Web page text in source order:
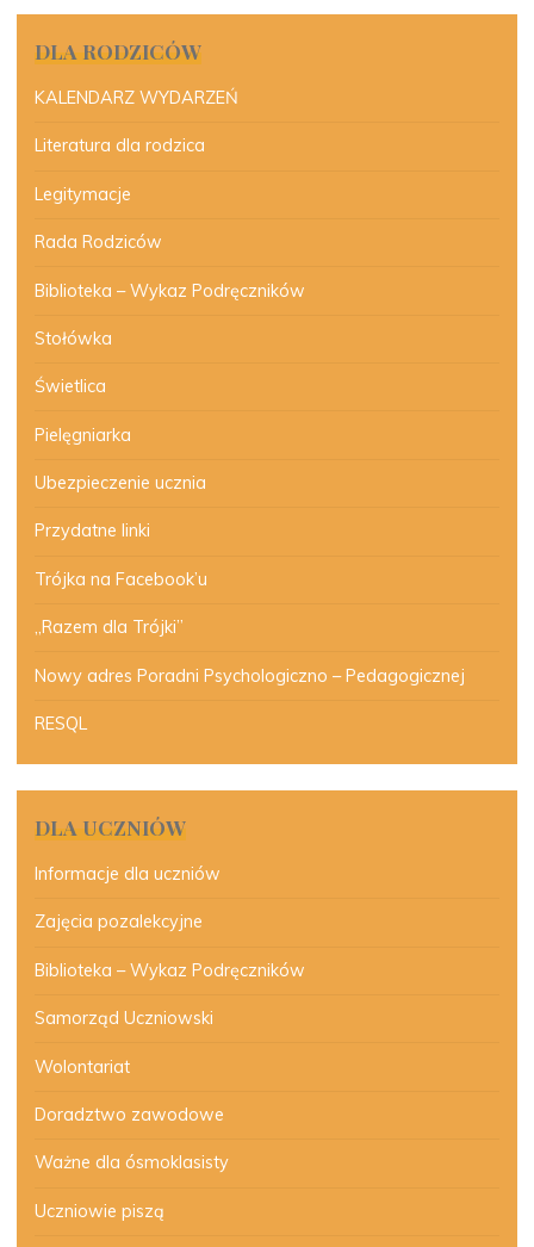
DLA RODZICÓW
KALENDARZ WYDARZEŃ
Literatura dla rodzica
Legitymacje
Rada Rodziców
Biblioteka – Wykaz Podręczników
Stołówka
Świetlica
Pielęgniarka
Ubezpieczenie ucznia
Przydatne linki
Trójka na Facebook’u
„Razem dla Trójki”
Nowy adres Poradni Psychologiczno – Pedagogicznej
RESQL
DLA UCZNIÓW
Informacje dla uczniów
Zajęcia pozalekcyjne
Biblioteka – Wykaz Podręczników
Samorząd Uczniowski
Wolontariat
Doradztwo zawodowe
Ważne dla ósmoklasisty
Uczniowie piszą